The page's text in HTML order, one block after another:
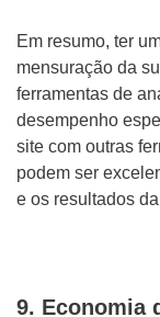
Em resumo, ter
mensuração da
ferramentas de
desempenho
site com outras
podem ser
e os resultados
9. Economia